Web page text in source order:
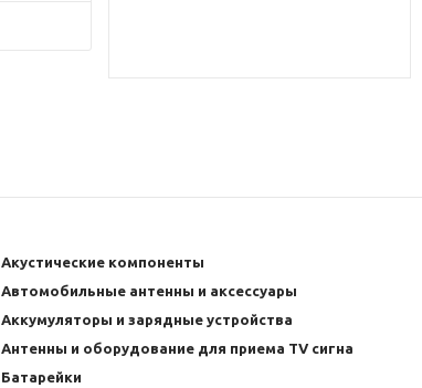
Акустические компоненты
Автомобильные антенны и аксессуары
Аккумуляторы и зарядные устройства
Антенны и оборудование для приема TV сигнала
Батарейки